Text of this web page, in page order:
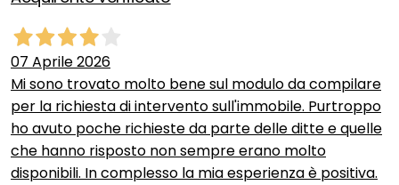
07 Aprile 2026
Mi sono trovato molto bene sul modulo da compilare
per la richiesta di intervento sull'immobile. Purtroppo
ho avuto poche richieste da parte delle ditte e quelle
che hanno risposto non sempre erano molto
disponibili. In complesso la mia esperienza è positiva.